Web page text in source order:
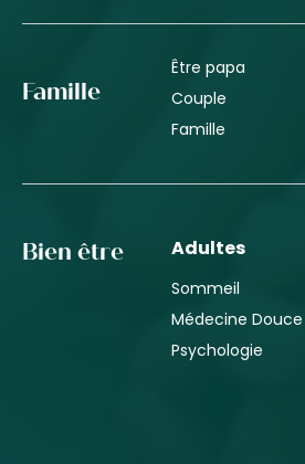
Famille
Être papa
Couple
Famille
Bien être Adultes
Sommeil
Médecine Douce
Psychologie